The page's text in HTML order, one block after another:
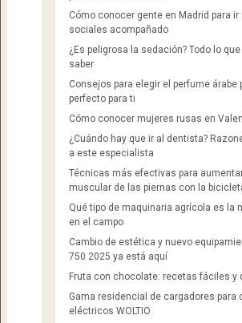
Cómo conocer gente en Madrid para ir
sociales acompañado
¿Es peligrosa la sedación? Todo lo
saber
Consejos para elegir el perfume árabe
perfecto para ti
Cómo conocer mujeres rusas en
¿Cuándo hay que ir al dentista?
a este especialista
Técnicas más efectivas para
muscular de las piernas con la
Qué tipo de maquinaria agrícola es la
en el campo
Cambio de estética y nuevo
750 2025 ya está aquí
Fruta con chocolate: recetas fáciles y
Gama residencial de cargadores para
eléctricos WOLTIO